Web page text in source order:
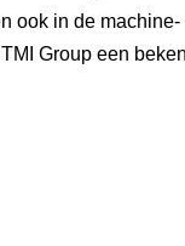
ook in de machine-
Group een